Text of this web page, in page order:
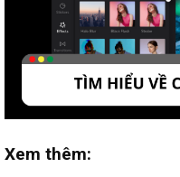
Xem thêm: